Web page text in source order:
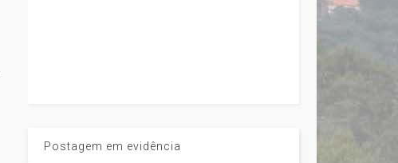
Postagem em evidência